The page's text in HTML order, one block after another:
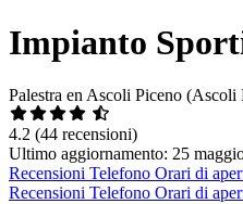
Impianto
Palestra en Ascoli Piceno (Ascoli
4.2 (44 recensioni)
Ultimo aggiornamento: 25
Recensioni Telefono Orari di
Recensioni Telefono Orari di